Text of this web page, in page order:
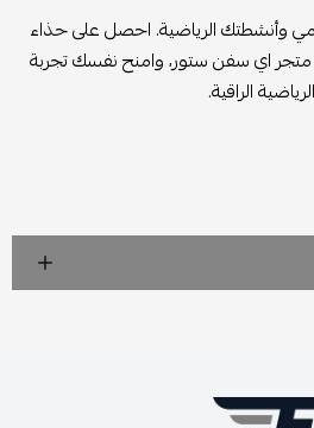
وأنشطتك الرياضية. احصل على حذاء
متجر اي سفن ستور، وامنح نفسك تجربة
الراقية.